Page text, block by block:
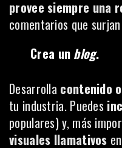
provee siempre una
comentarios que
Crea un blog.
Desarrolla contenido
tu industria. Puedes
populares) y, más
visuales llamativos